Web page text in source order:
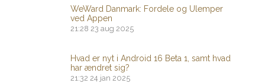
WeWard Danmark: Fordele og Ulemper
ved Appen
21:28 23 aug 2025
Hvad er nyt i Android 16 Beta 1, samt hvad
har ændret sig?
21:32 24 jan 2025